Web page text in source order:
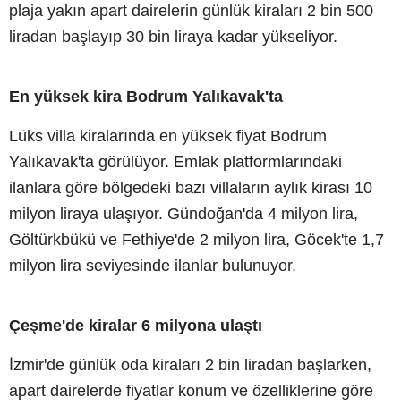
plaja yakın apart dairelerin günlük kiraları 2 bin 500
liradan başlayıp 30 bin liraya kadar yükseliyor.
En yüksek kira Bodrum Yalıkavak'ta
Lüks villa kiralarında en yüksek fiyat Bodrum
Yalıkavak'ta görülüyor. Emlak platformlarındaki
ilanlara göre bölgedeki bazı villaların aylık kirası 10
milyon liraya ulaşıyor. Gündoğan'da 4 milyon lira,
Göltürkbükü ve Fethiye'de 2 milyon lira, Göcek'te 1,7
milyon lira seviyesinde ilanlar bulunuyor.
Çeşme'de kiralar 6 milyona ulaştı
İzmir'de günlük oda kiraları 2 bin liradan başlarken,
apart dairelerde fiyatlar konum ve özelliklerine göre